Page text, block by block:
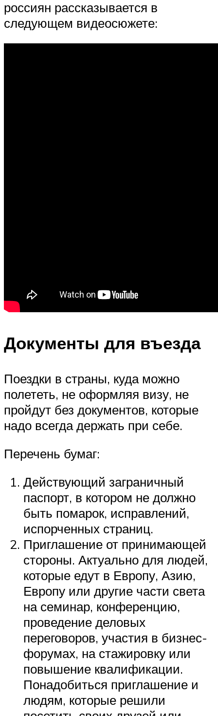
россиян рассказывается в
следующем видеосюжете:
Документы для въезда
Поездки в страны, куда можно
полететь, не оформляя визу, не
пройдут без документов, которые
надо всегда держать при себе.
Перечень бумаг:
Действующий заграничный
паспорт, в котором не должно
быть помарок, исправлений,
испорченных страниц.
Приглашение от принимающей
стороны. Актуально для людей,
которые едут в Европу, Азию,
Европу или другие части света
на семинар, конференцию,
проведение деловых
переговоров, участия в бизнес-
форумах, на стажировку или
повышение квалификации.
Понадобиться приглашение и
людям, которые решили